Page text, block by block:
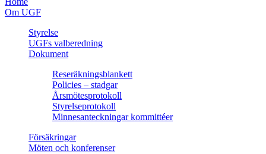
Om UGF
Styrelse
UGFs valberedning
Dokument
Reseräkningsblankett
Policies – stadgar
Årsmötesprotokoll
Styrelseprotokoll
Minnesanteckningar kommittéer
Försäkringar
Möten och konferenser